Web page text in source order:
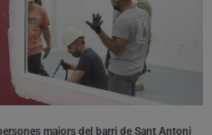
majors del barri de Sant Antoni